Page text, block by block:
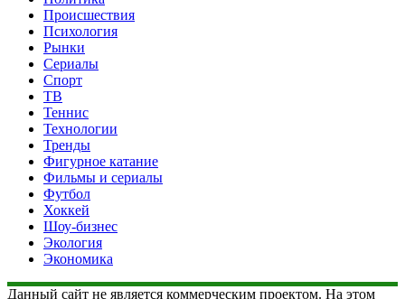
Происшествия
Психология
Рынки
Сериалы
Спорт
ТВ
Теннис
Технологии
Тренды
Фигурное катание
Фильмы и сериалы
Футбол
Хоккей
Шоу-бизнес
Экология
Экономика
Данный сайт не является коммерческим проектом. На этом